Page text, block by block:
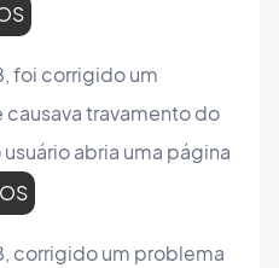
foi corrigido um
travamento do
abria uma página
corrigido um problema